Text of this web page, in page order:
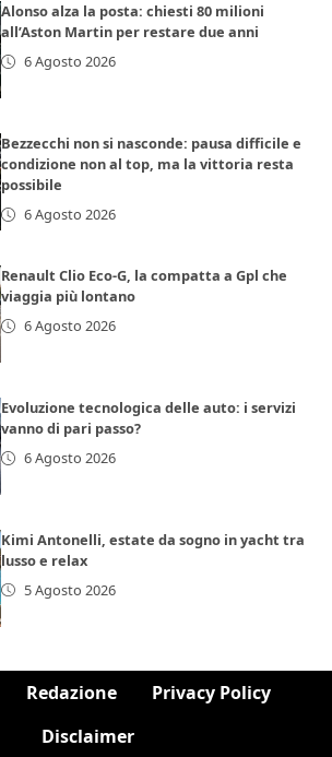
Alonso alza la posta: chiesti 80 milioni
all’Aston Martin per restare due anni
6 Agosto 2026
Bezzecchi non si nasconde: pausa difficile e
condizione non al top, ma la vittoria resta
possibile
6 Agosto 2026
Renault Clio Eco-G, la compatta a Gpl che
viaggia più lontano
6 Agosto 2026
Evoluzione tecnologica delle auto: i servizi
vanno di pari passo?
6 Agosto 2026
Kimi Antonelli, estate da sogno in yacht tra
lusso e relax
5 Agosto 2026
Redazione
Privacy Policy
Disclaimer